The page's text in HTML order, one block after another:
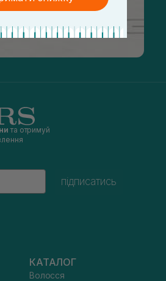
та отримуй
підписатись
КАТАЛОГ
Волосся